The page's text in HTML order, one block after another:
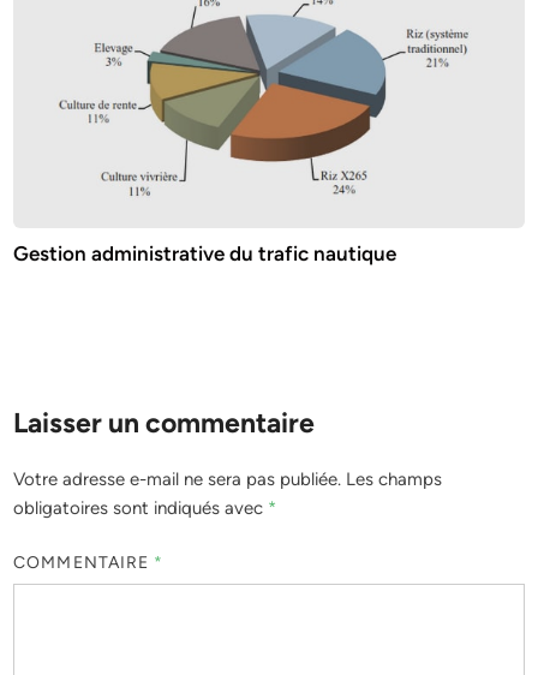
Gestion administrative du trafic nautique
Laisser un commentaire
Votre adresse e-mail ne sera pas publiée. Les champs
obligatoires sont indiqués avec *
COMMENTAIRE *